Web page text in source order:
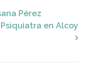
Pérez
en Alcoy